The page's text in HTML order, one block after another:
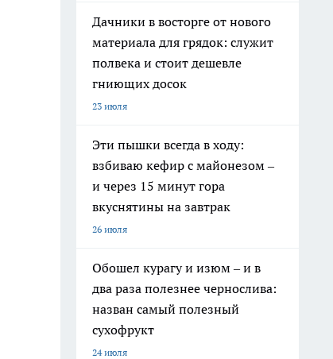
Дачники в восторге от нового
материала для грядок: служит
полвека и стоит дешевле
гниющих досок
23 июля
Эти пышки всегда в ходу:
взбиваю кефир с майонезом –
и через 15 минут гора
вкуснятины на завтрак
26 июля
Обошел курагу и изюм – и в
два раза полезнее чернослива:
назван самый полезный
сухофрукт
24 июля